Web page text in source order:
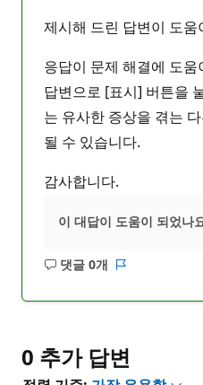
제시해 드린 답변이 도
응답이 문제 해결에 도
답변으로 [표시] 버튼을
는 유사한 증상을 겪는
될 수 있습니다.
감사합니다.
이 대답이 도움이 되었나
댓글 0개
설
0 추가 답변